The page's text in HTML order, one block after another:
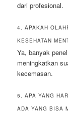
dari profesional.
4. APAKAH
KESEHATAN
Ya, banyak
meningkatkan
kecemasan.
5. APA YANG
ADA YANG BISA